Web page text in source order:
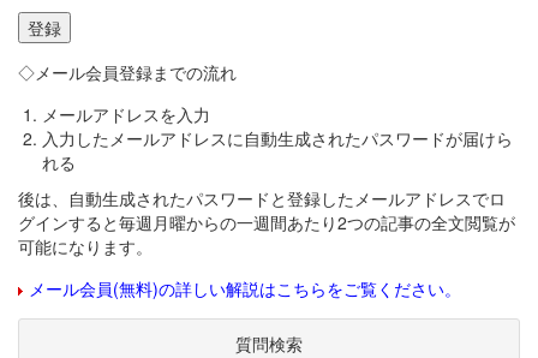
◇メール会員登録までの流れ
メールアドレスを入力
入力したメールアドレスに自動生成されたパスワードが届けら
れる
後は、自動生成されたパスワードと登録したメールアドレスでロ
グインすると毎週月曜からの一週間あたり2つの記事の全文閲覧が
可能になります。
メール会員(無料)の詳しい解説はこちらをご覧ください。
質問検索